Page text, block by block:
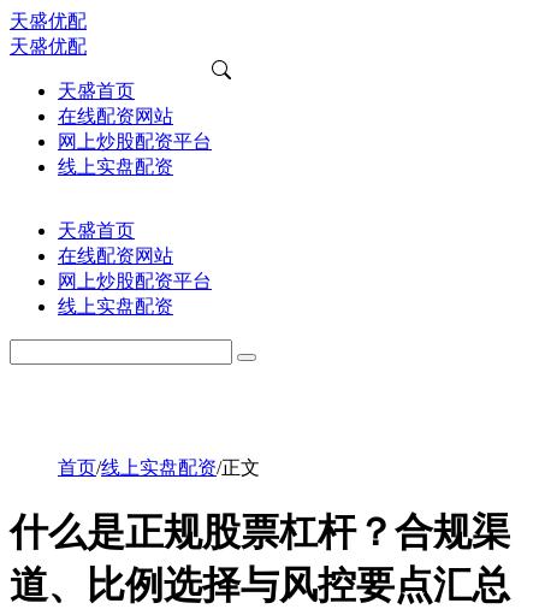
天盛优配
天盛优配
天盛首页
在线配资网站
网上炒股配资平台
线上实盘配资
天盛首页
在线配资网站
网上炒股配资平台
线上实盘配资
首页/线上实盘配资/正文
什么是正规股票杠杆？合规渠
道、比例选择与风控要点汇总